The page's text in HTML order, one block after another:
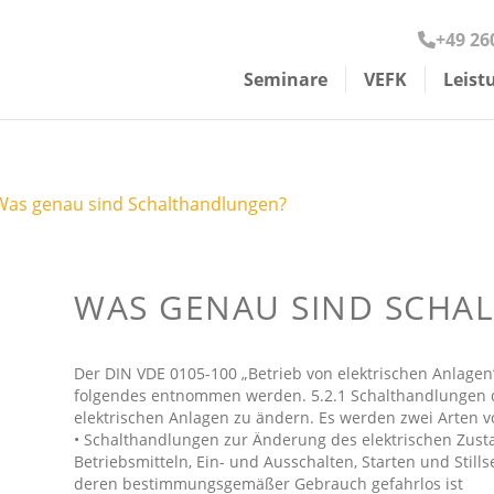
+49
Seminare
und Mitarbeiter in
Elektrotechnische Seminare
EFKffT
EuP
Geräteprüfung
Jahresunterweisung
VEFK
Quiz
genau sind Schalthandlungen?
WAS GENAU SIND
Der DIN VDE 0105-100 „Betrieb von elektrischen
folgendes entnommen werden. 5.2.1
elektrischen Anlagen zu ändern. Es werden zwei Arten
• Schalthandlungen zur Änderung des elektrischen
Betriebsmitteln, Ein- und Ausschalten, Starten und
deren bestimmungsgemäßer Gebrauch gefahrlos ist